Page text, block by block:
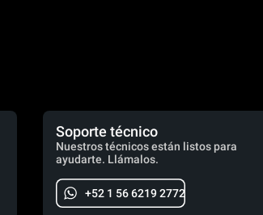
Soporte técnico
Nuestros técnicos están listos para
ayudarte. Llámalos.
+52 1 56 6219 2772